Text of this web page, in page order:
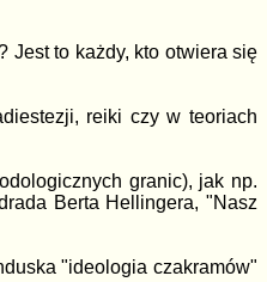
Jest to każdy, kto otwiera się
reiki czy w teoriach
granic), jak np.
Berta Hellingera, "Nasz
"ideologia czakramów"